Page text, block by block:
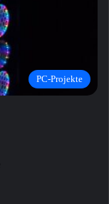
PC-Projekte